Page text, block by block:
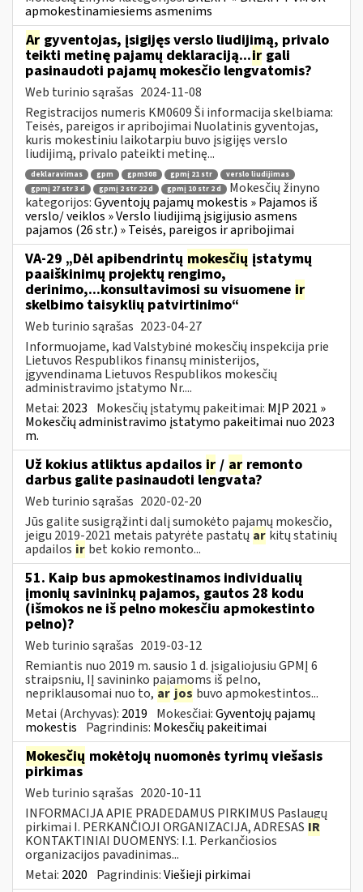
apmokestinamiesiems asmenims
Ar gyventojas, įsigijęs verslo liudijimą, privalo
teikti metinę pajamų deklaraciją...ir gali
pasinaudoti pajamų mokesčio lengvatomis?
Web turinio sąrašas 2024-11-08
Registracijos numeris KM0609 Ši informacija skelbiama:
Teisės, pareigos ir apribojimai Nuolatinis gyventojas,
kuris mokestiniu laikotarpiu buvo įsigijęs verslo
liudijimą, privalo pateikti metinę...
deklaravimas gpm gpm308 gpmį 21 str
verslo liudijimas
gpmį 27 str 3 d
gpmį 2 str 22 d gpmį 10 str 2 d
Mokesčių žinyno
kategorijos:Gyventojų pajamų mokestis » Pajamos iš
verslo/ veiklos » Verslo liudijimą įsigijusio asmens
pajamos (26 str.) » Teisės, pareigos ir apribojimai
VA-29 „Dėl apibendrintų mokesčių įstatymų
paaiškinimų projektų rengimo,
derinimo,...konsultavimosi su visuomene ir
skelbimo taisyklių patvirtinimo“
Web turinio sąrašas 2023-04-27
Informuojame, kad Valstybinė mokesčių inspekcija prie
Lietuvos Respublikos finansų ministerijos,
įgyvendinama Lietuvos Respublikos mokesčių
administravimo įstatymo Nr....
Metai: 2023 Mokesčių įstatymų pakeitimai: MĮP 2021 »
Mokesčių administravimo įstatymo pakeitimai nuo 2023
m.
Už kokius atliktus apdailos ir / ar remonto
darbus galite pasinaudoti lengvata?
Web turinio sąrašas 2020-02-20
Jūs galite susigrąžinti dalį sumokėto pajamų mokesčio,
jeigu 2019-2021 metais patyrėte pastatų ar kitų statinių
apdailos ir bet kokio remonto...
51. Kaip bus apmokestinamos individualių
įmonių savininkų pajamos, gautos 28 kodu
(išmokos ne iš pelno mokesčiu apmokestinto
pelno)?
Web turinio sąrašas 2019-03-12
Remiantis nuo 2019 m. sausio 1 d. įsigaliojusiu GPMĮ 6
straipsniu, IĮ savininko pajamoms iš pelno,
nepriklausomai nuo to, ar jos buvo apmokestintos...
Metai (Archyvas): 2019 Mokesčiai:Gyventojų pajamų
mokestis Pagrindinis: Mokesčių pakeitimai
Mokesčių mokėtojų nuomonės tyrimų viešasis
pirkimas
Web turinio sąrašas 2020-10-11
INFORMACIJA APIE PRADEDAMUS PIRKIMUS Paslaugų
pirkimai I. PERKANČIOJI ORGANIZACIJA, ADRESAS IR
KONTAKTINIAI DUOMENYS: I.1. Perkančiosios
organizacijos pavadinimas...
Metai: 2020 Pagrindinis:Viešieji pirkimai